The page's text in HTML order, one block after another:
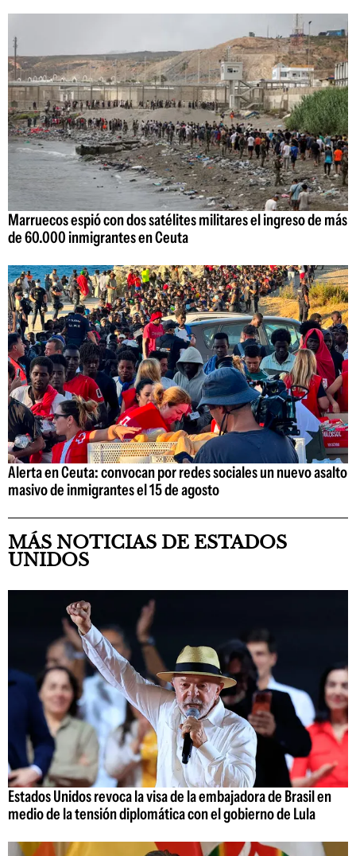
Marruecos espió con dos satélites militares el ingreso de más
de 60.000 inmigrantes en Ceuta
Alerta en Ceuta: convocan por redes sociales un nuevo asalto
masivo de inmigrantes el 15 de agosto
MÁS NOTICIAS DE ESTADOS
UNIDOS
Estados Unidos revoca la visa de la embajadora de Brasil en
medio de la tensión diplomática con el gobierno de Lula